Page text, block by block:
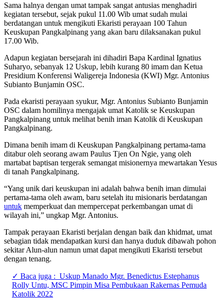
Sama halnya dengan umat tampak sangat antusias menghadiri
kegiatan tersebut, sejak pukul 11.00 Wib umat sudah mulai
berdatangan untuk mengikuti Ekaristi perayaan 100 Tahun
Keuskupan Pangkalpinang yang akan baru dilaksanakan pukul
17.00 Wib.
Adapun kegiatan bersejarah ini dihadiri Bapa Kardinal Ignatius
Suharyo, sebanyak 12 Uskup, lebih kurang 80 imam dan Ketua
Presidium Konferensi Waligereja Indonesia (KWI) Mgr. Antonius
Subianto Bunjamin OSC.
Pada ekaristi perayaan syukur, Mgr. Antonius Subianto Bunjamin
OSC dalam homilinya mengajak umat Katolik se Keuskupan
Pangkalpinang untuk melihat benih iman Katolik di Keuskupan
Pangkalpinang.
Dimana benih imam di Keuskupan Pangkalpinang pertama-tama
ditabur oleh seorang awam Paulus Tjen On Ngie, yang oleh
martabat baptisan tergerak semangat misionernya mewartakan Yesus
di tanah Pangkalpinang.
“Yang unik dari keuskupan ini adalah bahwa benih iman dimulai
pertama-tama oleh awam, baru setelah itu misionaris berdatangan
untuk memperkuat dan mempercepat perkembangan umat di
wilayah ini,” ungkap Mgr. Antonius.
Tampak perayaan Ekaristi berjalan dengan baik dan khidmat, umat
sebagian tidak mendapatkan kursi dan hanya duduk dibawah pohon
sekitar Alun-alun namun umat dapat mengikuti Ekaristi tersebut
dengan tenang.
✓ Baca juga : Uskup Manado Mgr. Benedictus Estephanus
Rolly Untu, MSC Pimpin Misa Pembukaan Rakernas Pemuda
Katolik 2022